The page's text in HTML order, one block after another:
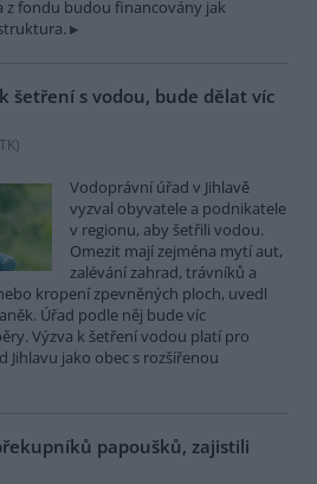
z fondu budou financovány jak
šetření s vodou, bude dělat víc
)
Vodoprávní úřad v Jihlavě
vyzval obyvatele a podnikatele
v regionu, aby šetřili vodou.
Omezit mají zejména mytí aut,
zalévání zahrad, trávníků a
kropení zpevněných ploch, uvedl
Úřad podle něj bude víc
Výzva k šetření vodou platí pro
Jihlavu jako obec s rozšířenou
papoušků, zajistili